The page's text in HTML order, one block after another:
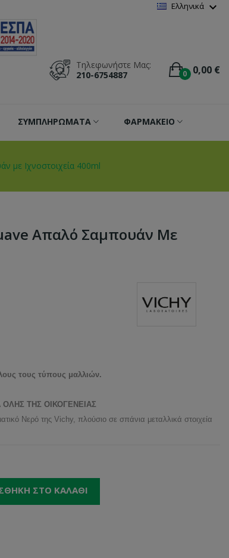
Ελληνικά expand_more
0 0,00 €
Τηλεφωνήστε Μας:
210-6754887
ΣΥΜΠΛΗΡΩΜΑΤΑ ΦΑΡΜΑΚΕΙΟ
με Ιχνοστοιχεία 400ml
Απαλό Σαμπουάν Με
τους τύπους μαλλιών.
ΤΗΣ ΟΙΚΟΓΕΝΕΙΑΣ
Νερό της Vichy, πλούσιο σε σπάνια μεταλλικά στοιχεία
ΣΤΟ ΚΑΛΆΘΙ